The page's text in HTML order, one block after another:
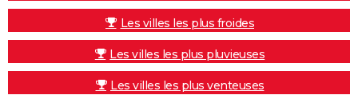
Les villes les plus froides
Les villes les plus pluvieuses
Les villes les plus venteuses